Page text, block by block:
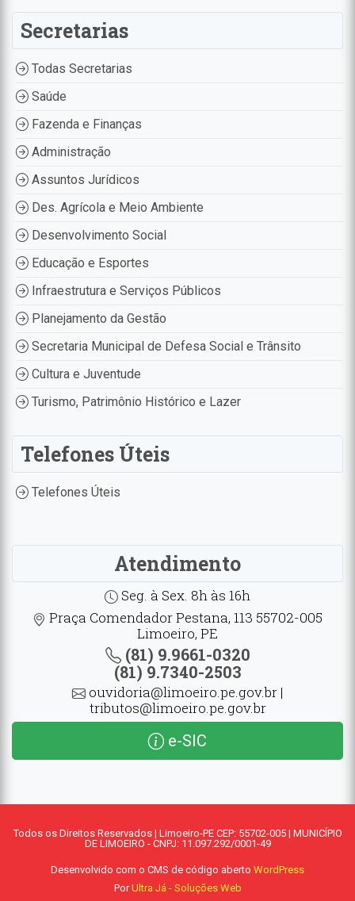
Secretarias
Todas Secretarias
Saúde
Fazenda e Finanças
Administração
Assuntos Jurídicos
Des. Agrícola e Meio Ambiente
Desenvolvimento Social
Educação e Esportes
Infraestrutura e Serviços Públicos
Planejamento da Gestão
Secretaria Municipal de Defesa Social e Trânsito
Cultura e Juventude
Turismo, Patrimônio Histórico e Lazer
Telefones Úteis
Telefones Úteis
Atendimento
Seg. à Sex. 8h às 16h
Praça Comendador Pestana, 113 55702-005
Limoeiro, PE
(81) 9.9661-0320
(81) 9.7340-2503
ouvidoria@limoeiro.pe.gov.br |
tributos@limoeiro.pe.gov.br
e-SIC
Todos os Direitos Reservados | Limoeiro-PE CEP: 55702-005 | MUNICÍPIO
DE LIMOEIRO - CNPJ: 11.097.292/0001-49
Desenvolvido com o CMS de código aberto WordPress
PorUltra Já - Soluções Web